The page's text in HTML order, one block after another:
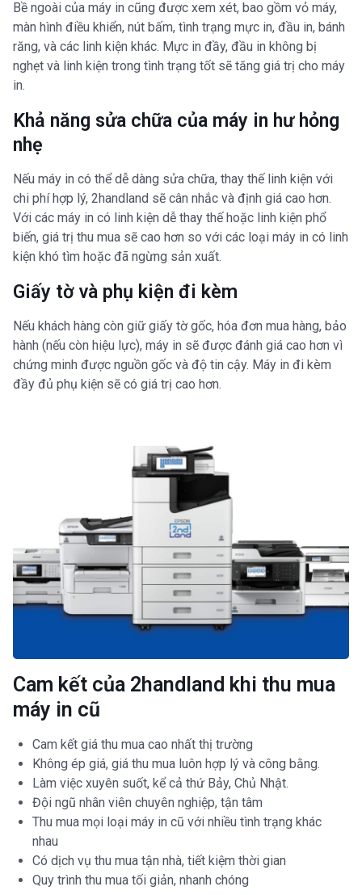
Bề ngoài của máy in cũng được xem xét, bao gồm vỏ máy,
màn hình điều khiển, nút bấm, tình trạng mực in, đầu in, bánh
răng, và các linh kiện khác. Mực in đầy, đầu in không bị
nghẹt và linh kiện trong tình trạng tốt sẽ tăng giá trị cho máy
in.
Khả năng sửa chữa của máy in hư hỏng
nhẹ
Nếu máy in có thể dễ dàng sửa chữa, thay thế linh kiện với
chi phí hợp lý, 2handland sẽ cân nhắc và định giá cao hơn.
Với các máy in có linh kiện dễ thay thế hoặc linh kiện phổ
biến, giá trị thu mua sẽ cao hơn so với các loại máy in có linh
kiện khó tìm hoặc đã ngừng sản xuất.
Giấy tờ và phụ kiện đi kèm
Nếu khách hàng còn giữ giấy tờ gốc, hóa đơn mua hàng, bảo
hành (nếu còn hiệu lực), máy in sẽ được đánh giá cao hơn vì
chứng minh được nguồn gốc và độ tin cậy. Máy in đi kèm
đầy đủ phụ kiện sẽ có giá trị cao hơn.
Cam kết của 2handland khi thu mua
máy in cũ
Cam kết giá thu mua cao nhất thị trường
Không ép giá, giá thu mua luôn hợp lý và công bằng.
Làm việc xuyên suốt, kể cả thứ Bảy, Chủ Nhật.
Đội ngũ nhân viên chuyên nghiệp, tận tâm
Thu mua mọi loại máy in cũ với nhiều tình trạng khác
nhau
Có dịch vụ thu mua tận nhà, tiết kiệm thời gian
Quy trình thu mua tối giản, nhanh chóng